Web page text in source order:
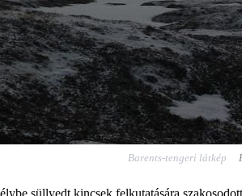
Barents-tengeri látkép
süllyedt kincsek felkutatására szakosodott